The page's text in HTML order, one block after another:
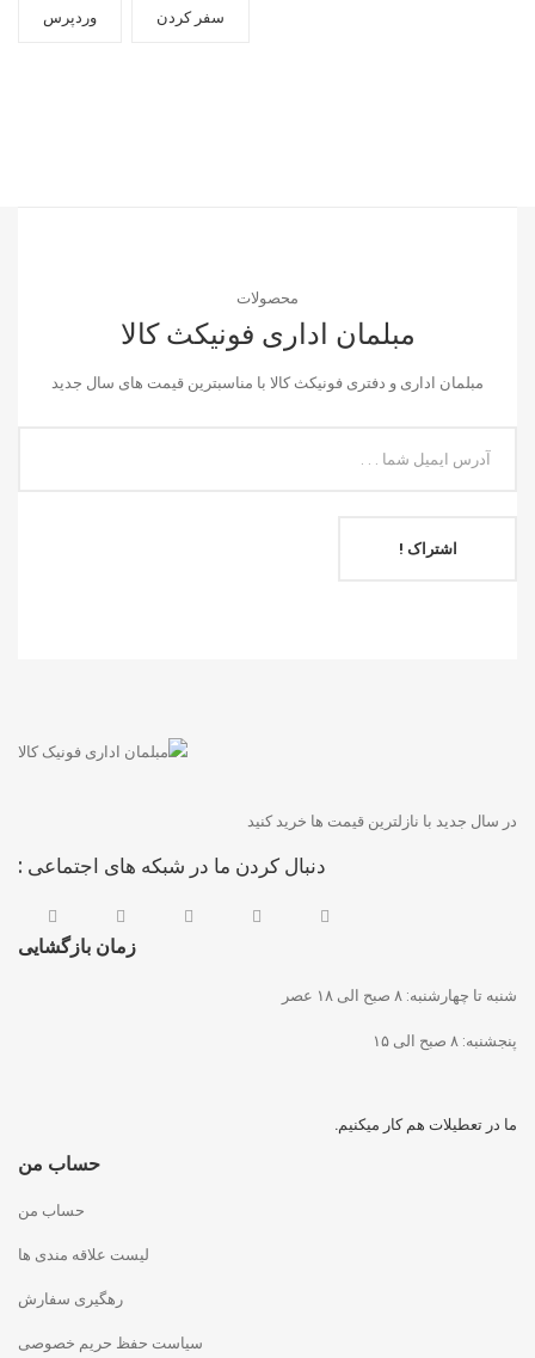
سفر کردن وردپرس
محصولات
مبلمان اداری فونیکث کالا
مبلمان اداری و دفتری فونیکث کالا با مناسبترین قیمت های سال جدید
اشتراک !
در سال جدید با نازلترین قیمت ها خرید کنید
دنبال کردن ما در شبکه های اجتماعی :
زمان بازگشایی
شنبه تا چهارشنبه: ۸ صبح الی ۱۸ عصر
پنجشنبه: ۸ صبح الی ۱۵
ما در تعطیلات هم کار میکنیم.
حساب من
حساب من
لیست علاقه مندی ها
رهگیری سفارش
سیاست حفظ حریم خصوصی